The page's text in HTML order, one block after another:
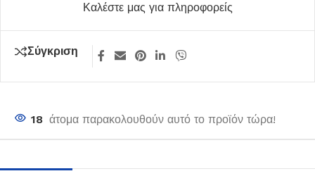
Καλέστε μας για πληροφορείς
Σύγκριση
18 άτομα παρακολουθούν αυτό το προϊόν τώρα!